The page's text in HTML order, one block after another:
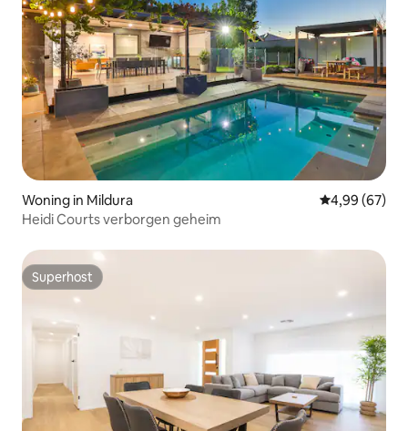
Woning in Mildura Gemiddelde
4,99 (67)
Heidi Courts verborgen geheim
Superhost
Superhost